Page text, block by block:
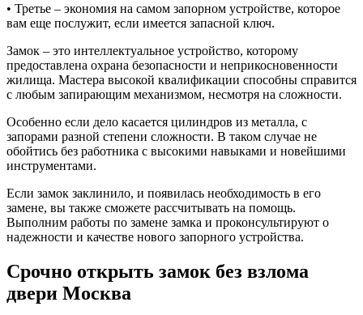
• Третье – экономия на самом запорном устройстве, которое
вам еще послужит, если имеется запасной ключ.
Замок – это интеллектуальное устройство, которому
предоставлена охрана безопасности и неприкосновенности
жилища. Мастера высокой квалификации способны справится
с любым запирающим механизмом, несмотря на сложности.
Особенно если дело касается цилиндров из металла, с
запорами разной степени сложности. В таком случае не
обойтись без работника с высокими навыками и новейшими
инструментами.
Если замок заклинило, и появилась необходимость в его
замене, вы также сможете рассчитывать на помощь.
Выполним работы по замене замка и проконсультируют о
надежности и качестве нового запорного устройства.
Срочно открыть замок без взлома
двери Москва